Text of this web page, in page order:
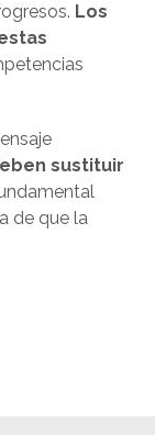
Los
sustituir
de que la